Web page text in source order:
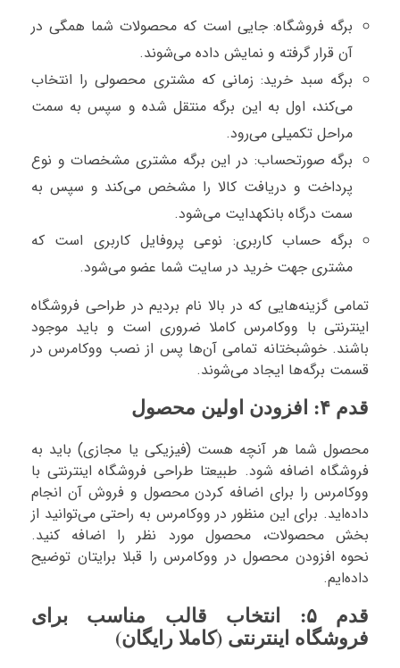
برگه فروشگاه: جایی است که محصولات شما همگی در
آن قرار گرفته و نمایش داده می‌شوند.
برگه سبد خرید: زمانی که مشتری محصولی را انتخاب
می‌کند، اول به این برگه منتقل شده و سپس به سمت
مراحل تکمیلی می‌رود.
برگه صورتحساب: در این برگه مشتری مشخصات و نوع
پرداخت و دریافت کالا را مشخص می‌کند و سپس به
سمت درگاه بانکهدایت می‌شود.
برگه حساب کاربری: نوعی پروفایل کاربری است که
مشتری جهت خرید در سایت شما عضو می‌شود.
تمامی گزینه‌هایی که در بالا نام بردیم در طراحی فروشگاه
اینترنتی با ووکامرس کاملا ضروری است و باید موجود
باشند. خوشبختانه تمامی آن‌ها پس از نصب ووکامرس در
قسمت برگه‌ها ایجاد می‌شوند.
قدم ۴: افزودن اولین محصول
محصول شما هر آنچه هست (فیزیکی یا مجازی) باید به
فروشگاه اضافه شود. طبیعتا طراحی فروشگاه اینترنتی با
ووکامرس را برای اضافه کردن محصول و فروش آن انجام
داده‌اید. برای این منظور در ووکامرس به راحتی می‌توانید از
بخش محصولات، محصول مورد نظر را اضافه کنید.
نحوه افزودن محصول در ووکامرس را قبلا برایتان توضیح
داده‌ایم.
قدم ۵: انتخاب قالب مناسب برای
فروشگاه اینترنتی (کاملا رایگان)